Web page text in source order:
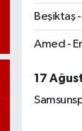
Beşiktaş
Amed -
17